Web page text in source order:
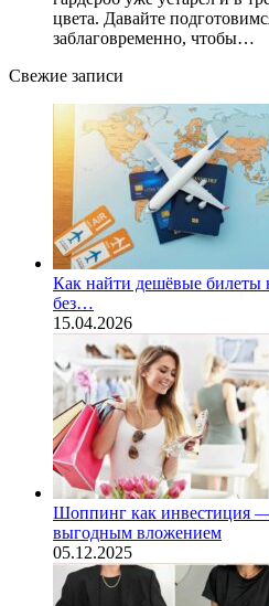
цвета. Давайте
заблаговременно, чтобы…
Свежие записи
Как найти дешёвые билеты
без…
15.04.2026
Шоппинг как инвестиция —
выгодным вложением
05.12.2025